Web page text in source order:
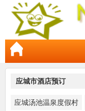
应城市酒店预订
应城汤池温泉度假村